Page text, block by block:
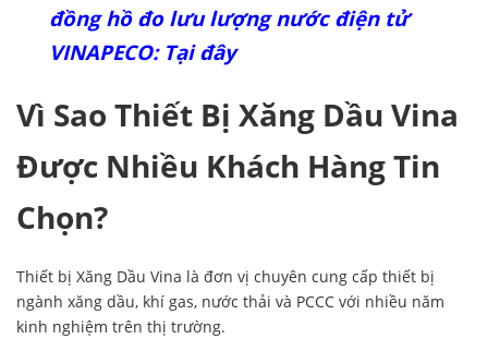
đồng hồ đo lưu lượng nước điện tử
VINAPECO: Tại đây
Vì Sao Thiết Bị Xăng Dầu Vina
Được Nhiều Khách Hàng Tin
Chọn?
Thiết bị Xăng Dầu Vina là đơn vị chuyên cung cấp thiết bị
ngành xăng dầu, khí gas, nước thải và PCCC với nhiều năm
kinh nghiệm trên thị trường.